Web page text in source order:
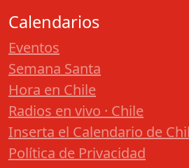
Calendarios
Eventos
Semana Santa
Hora en Chile
Radios en vivo · Chile
Inserta el Calendario de
Política de Privacidad